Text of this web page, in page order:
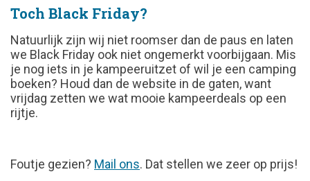
Toch Black Friday?
Natuurlijk zijn wij niet roomser dan de paus en laten
we Black Friday ook niet ongemerkt voorbijgaan. Mis
je nog iets in je kampeeruitzet of wil je een camping
boeken? Houd dan de website in de gaten, want
vrijdag zetten we wat mooie kampeerdeals op een
rijtje.
FOUTJE
Foutje gezien? Mail ons. Dat stellen we zeer op prijs!